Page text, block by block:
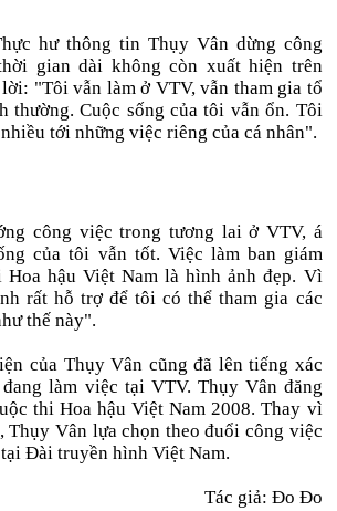
hư thông tin Thụy Vân dừng công
gian dài không còn xuất hiện trên
"Tôi vẫn làm ở VTV, vẫn tham gia tổ
thường. Cuộc sống của tôi vẫn ổn. Tôi
tới những việc riêng của cá nhân".
công việc trong tương lai ở VTV, á
của tôi vẫn tốt. Việc làm ban giám
Hoa hậu Việt Nam là hình ảnh đẹp. Vì
rất hỗ trợ để tôi có thể tham gia các
thế này".
của Thụy Vân cũng đã lên tiếng xác
làm việc tại VTV. Thụy Vân đăng
thi Hoa hậu Việt Nam 2008. Thay vì
Thụy Vân lựa chọn theo đuổi công việc
Đài truyền hình Việt Nam.
Tác giả: Đo Đo